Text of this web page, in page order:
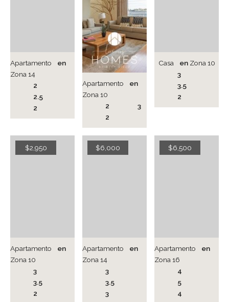
Apartamento
en
Zona 14
2
2.5
2
Apartamento
en
Zona 10
2
3
2
Casa en Zona 10
3
3.5
2
$2,950
Apartamento
en
Zona 10
3
3.5
2
$6,000
Apartamento
en
Zona 14
3
3.5
3
$6,500
Apartamento
en
Zona 16
4
5
4